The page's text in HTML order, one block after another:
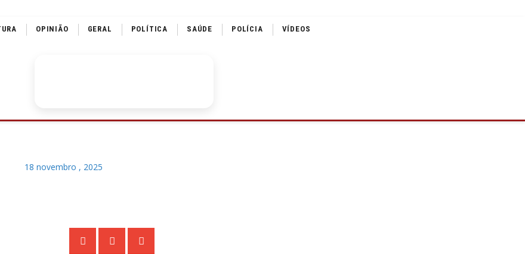
OPINIÃO GERAL POLÍTICA SAÚDE POLÍCIA VÍDEOS
18 novembro , 2025